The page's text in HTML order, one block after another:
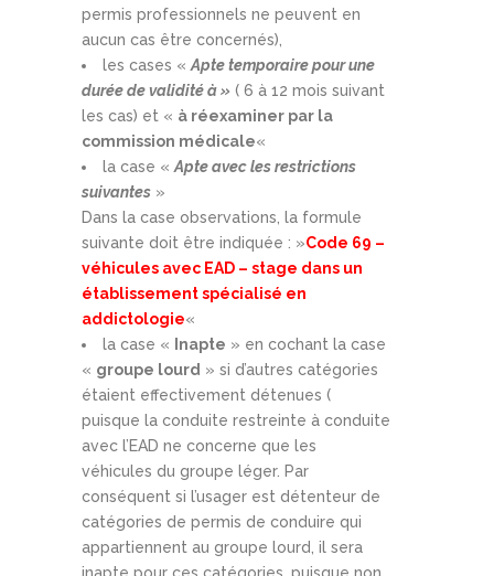
permis professionnels ne peuvent en
aucun cas être concernés),
les cases «Apte temporaire pour une
durée de validité à » ( 6 à 12 mois suivant
les cas) et « à réexaminer par la
commission médicale«
la case «Apte avec les restrictions
suivantes »
Dans la case observations, la formule
suivante doit être indiquée : »Code 69 –
véhicules avec EAD – stage dans un
établissement spécialisé en
addictologie«
la case «
Inapte » en cochant la case
« groupe lourd » si d’autres catégories
étaient effectivement détenues (
puisque la conduite restreinte à conduite
avec l’EAD ne concerne que les
véhicules du groupe léger. Par
conséquent si l’usager est détenteur de
catégories de permis de conduire qui
appartiennent au groupe lourd, il sera